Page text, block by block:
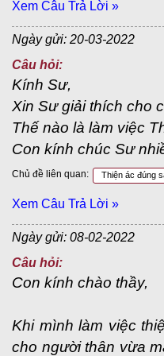
Xem Câu Trả Lời »
Ngày gửi: 20-03-2022
Câu hỏi:
Kính Sư,
Xin Sư giải thích cho
Thế nào là làm việc
Con kính chúc Sư
Chủ đề liên quan: Thiện ác đúng
Xem Câu Trả Lời »
Ngày gửi: 08-02-2022
Câu hỏi:
Con kính chào thầy,
Khi mình làm việc
cho người thân vừa